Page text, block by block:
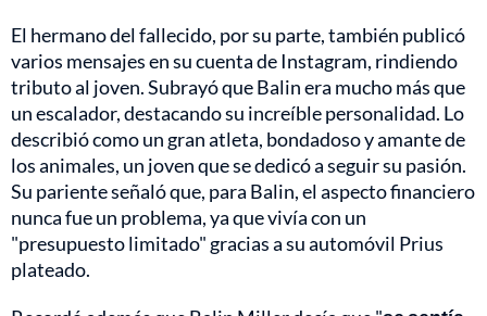
El hermano del fallecido, por su parte, también publicó
varios mensajes en su cuenta de Instagram, rindiendo
tributo al joven. Subrayó que Balin era mucho más que
un escalador, destacando su increíble personalidad. Lo
describió como un gran atleta, bondadoso y amante de
los animales, un joven que se dedicó a seguir su pasión.
Su pariente señaló que, para Balin, el aspecto financiero
nunca fue un problema, ya que vivía con un
"presupuesto limitado" gracias a su automóvil Prius
plateado.